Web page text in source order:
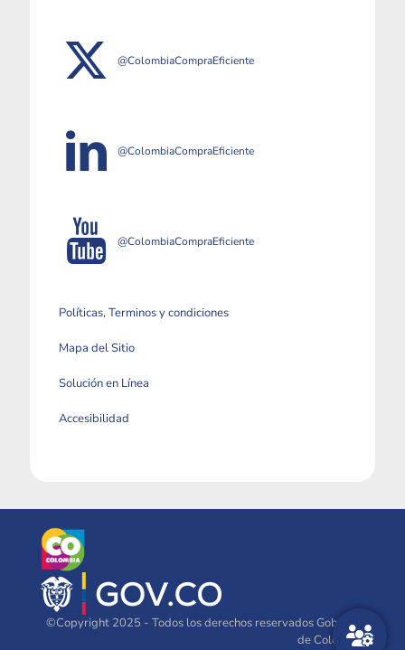
@ColombiaCompraEficiente
@ColombiaCompraEficiente
@ColombiaCompraEficiente
Políticas, Terminos y condiciones
Mapa del Sitio
Solución en Línea
Accesibilidad
©Copyright 2025 - Todos los derechos reservados Gobierno
de Colombia